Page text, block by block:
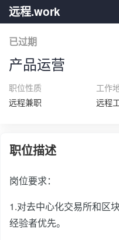
远程.work
已过期
产品运营
职位性质
远程兼职
工作
远程
职位描述
岗位要求：
1.对去中心化交易所和区
经验者优先。